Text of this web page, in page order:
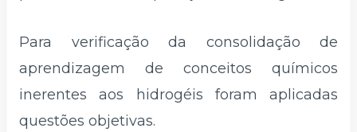
Para verificação da consolidação de
aprendizagem de conceitos químicos
inerentes aos hidrogéis foram aplicadas
questões objetivas.